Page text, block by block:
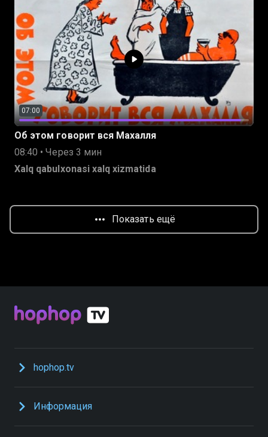
07:00
Об этом говорит вся Махалля
08:40 • Через 3 мин
Xalq qabulxonasi xalq xizmatida
Показать ещё
hophop.tv
Информация